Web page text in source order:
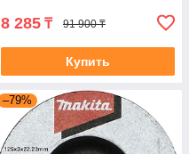
8 285 ₸ 91 900 ₸
Купить
–79%